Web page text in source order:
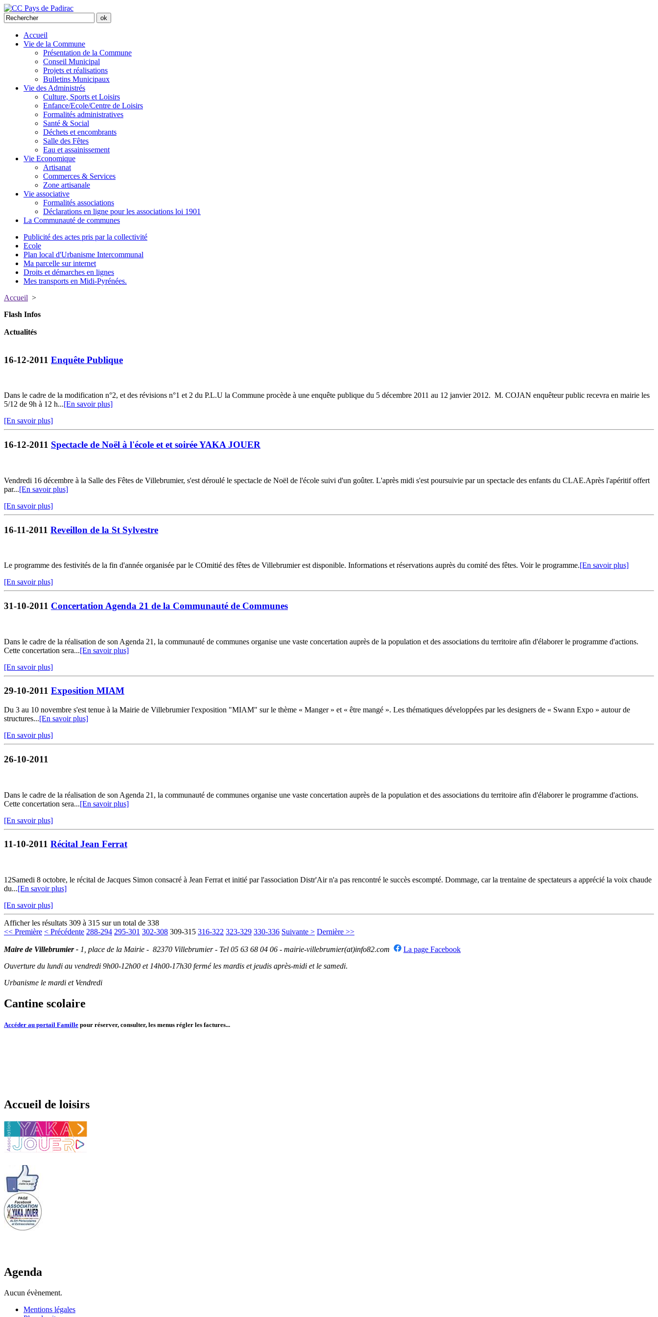
Accueil
Vie de la Commune
Présentation de la Commune
Conseil Municipal
Projets et réalisations
Bulletins Municipaux
Vie des Administrés
Culture, Sports et Loisirs
Enfance/Ecole/Centre de Loisirs
Formalités administratives
Santé & Social
Déchets et encombrants
Salle des Fêtes
Eau et assainissement
Vie Economique
Artisanat
Commerces & Services
Zone artisanale
Vie associative
Formalités associations
Déclarations en ligne pour les associations loi 1901
La Communauté de communes
Publicité des actes pris par la collectivité
Ecole
Plan local d'Urbanisme Intercommunal
Ma parcelle sur internet
Droits et démarches en lignes
Mes transports en Midi-Pyrénées.
Accueil >
Flash Infos
Actualités
16-12-2011 Enquête Publique
Dans le cadre de la modification n°2, et des révisions n°1 et 2 du P.L.U la Commune procède à une enquête publique du 5 décembre 2011 au 12 janvier 2012. M. COJAN enquêteur public recevra en mairie les
5/12 de 9h à 12 h...[En savoir plus]
[En savoir plus]
16-12-2011 Spectacle de Noël à l'école et et soirée YAKA JOUER
Vendredi 16 décembre à la Salle des Fêtes de Villebrumier, s'est déroulé le spectacle de Noël de l'école suivi d'un goûter. L'après midi s'est poursuivie par un spectacle des enfants du CLAE.Après l'apéritif offert
par...[En savoir plus]
[En savoir plus]
16-11-2011 Reveillon de la St Sylvestre
Le programme des festivités de la fin d'année organisée par le COmitié des fêtes de Villebrumier est disponible. Informations et réservations auprès du comité des fêtes. Voir le programme.[En savoir plus]
[En savoir plus]
31-10-2011 Concertation Agenda 21 de la Communauté de Communes
Dans le cadre de la réalisation de son Agenda 21, la communauté de communes organise une vaste concertation auprès de la population et des associations du territoire afin d'élaborer le programme d'actions.
Cette concertation sera...[En savoir plus]
[En savoir plus]
29-10-2011 Exposition MIAM
Du 3 au 10 novembre s'est tenue à la Mairie de Villebrumier l'exposition "MIAM" sur le thème « Manger » et « être mangé ». Les thématiques développées par les designers de « Swann Expo » autour de
structures...[En savoir plus]
[En savoir plus]
26-10-2011
Dans le cadre de la réalisation de son Agenda 21, la communauté de communes organise une vaste concertation auprès de la population et des associations du territoire afin d'élaborer le programme d'actions.
Cette concertation sera...[En savoir plus]
[En savoir plus]
11-10-2011 Récital Jean Ferrat
12Samedi 8 octobre, le récital de Jacques Simon consacré à Jean Ferrat et initié par l'association Distr'Air n'a pas rencontré le succès escompté. Dommage, car la trentaine de spectateurs a apprécié la voix chaude
du...[En savoir plus]
[En savoir plus]
Afficher les résultats 309 à 315 sur un total de 338
<< Première < Précédente 288-294 295-301 302-308 309-315 316-322 323-329 330-336 Suivante > Dernière >>
Maire de Villebrumier - 1, place de la Mairie - 82370 Villebrumier - Tel 05 63 68 04 06 - mairie-villebrumier(at)info82.com
La page Facebook
Ouverture du lundi au vendredi 9h00-12h00 et 14h00-17h30 fermé les mardis et jeudis après-midi et le samedi.
Urbanisme le mardi et Vendredi
Cantine scolaire
Accéder au portail Famille pour réserver, consulter, les menus régler les factures...
Accueil de loisirs
Agenda
Aucun évènement.
Mentions légales